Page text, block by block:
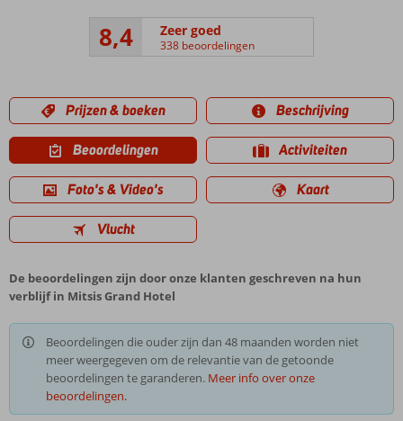
8,4 Zeer goed
338 beoordelingen
Prijzen & boeken Beschrijving
Beoordelingen Activiteiten
Foto's & Video's Kaart
Vlucht
De beoordelingen zijn door onze klanten geschreven na hun
verblijf in Mitsis Grand Hotel
Beoordelingen die ouder zijn dan 48 maanden worden niet
meer weergegeven om de relevantie van de getoonde
beoordelingen te garanderen. Meer info over onze
beoordelingen.